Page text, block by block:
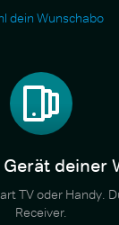
dein Wunschabo
deiner
TV oder Handy.
Receiver.